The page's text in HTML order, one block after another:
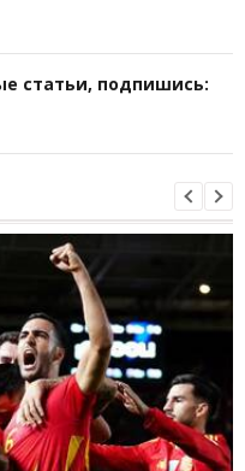
статьи, подпишись: